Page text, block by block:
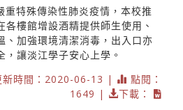
重特殊傳染性肺炎疫情，本校推
各樓館增設酒精提供師生使用、
、加強環境清潔消毒，出入口亦
讓淡江學子安心上學。
新時間：2020-06-13 |
點閱：
1649 |
下載：